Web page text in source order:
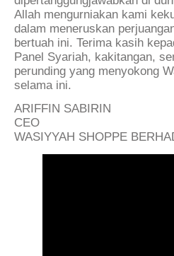
Allah mengurniakan kami
dalam meneruskan
bertuah ini. Terima kasih
Panel Syariah, kakitangan,
perunding yang menyokong
selama ini.
ARIFFIN SABIRIN
CEO
WASIYYAH SHOPPE